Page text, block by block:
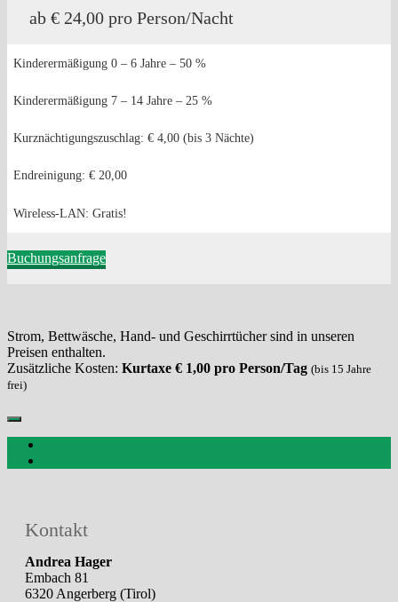
ab € 24,00 pro Person/Nacht
Kinderermäßigung 0 – 6 Jahre – 50 %
Kinderermäßigung 7 – 14 Jahre – 25 %
Kurznächtigungszuschlag: € 4,00 (bis 3 Nächte)
Endreinigung: € 20,00
Wireless-LAN: Gratis!
Buchungsanfrage
Strom, Bettwäsche, Hand- und Geschirrtücher sind in unseren
Preisen enthalten.
Zusätzliche Kosten: Kurtaxe € 1,00 pro Person/Tag (bis 15 Jahre
frei)
Kontakt
Andrea Hager
Embach 81
6320 Angerberg (Tirol)